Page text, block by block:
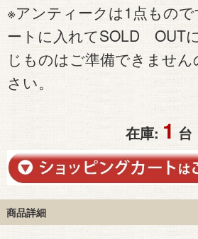
※アンティークは1点もの
ートに入れてSOLD OUT
じものはご準備できませ
さい。
在庫: 1 台
商品詳細